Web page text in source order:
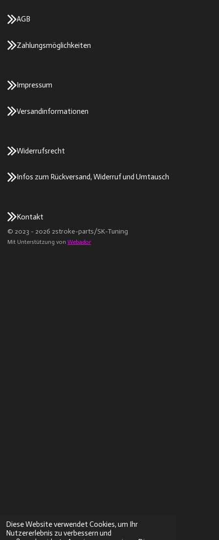
Diese Website verwendet Cookies, um Ihr
Nutzererlebnis zu verbessern und
AGB
Zahlungsmöglichkeiten
Impressum
Versandinformationen
Widerrufsrecht
Infos zum Rückversand, Widerruf und Umtausch
Kontakt
© 2023 - 2026 2stroke-parts/SK-Tuning
Mit Unterstützung von Webador